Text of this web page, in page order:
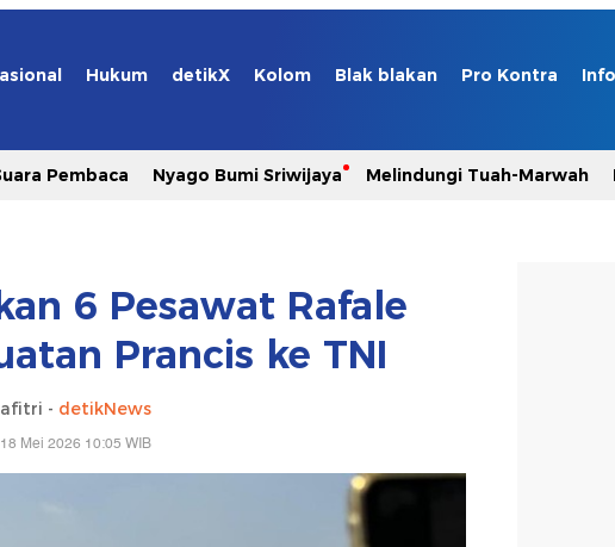
Hukum detikX Kolom Blak blakan Pro Kontra
Pembaca Nyago Bumi Sriwijaya Melindungi Tuah-Marwah
6 Pesawat Rafale
Prancis ke TNI
- detikNews
Mei 2026 10:05 WIB